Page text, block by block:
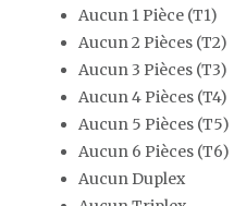
Aucun 1 Pièce (T1)
Aucun 2 Pièces (T2)
Aucun 3 Pièces (T3)
Aucun 4 Pièces (T4)
Aucun 5 Pièces (T5)
Aucun 6 Pièces (T6)
Aucun Duplex